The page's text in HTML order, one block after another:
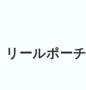
リールポー